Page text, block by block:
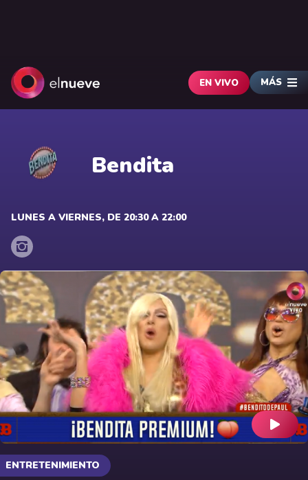
EN VIVO MÁS
Bendita
LUNES A VIERNES, DE 20:30 A 22:00
ENTRETENIMIENTO